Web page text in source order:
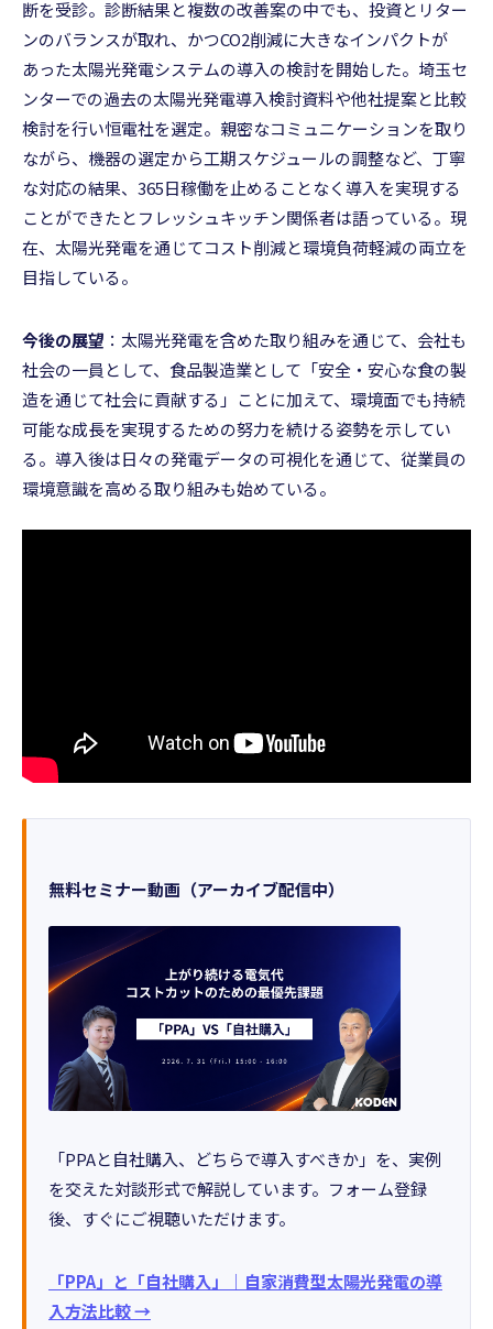
断を受診。診断結果と複数の改善案の中でも、投資とリター
ンのバランスが取れ、かつCO2削減に大きなインパクトが
あった太陽光発電システムの導入の検討を開始した。埼玉セ
ンターでの過去の太陽光発電導入検討資料や他社提案と比較
検討を行い恒電社を選定。親密なコミュニケーションを取り
ながら、機器の選定から工期スケジュールの調整など、丁寧
な対応の結果、365日稼働を止めることなく導入を実現する
ことができたとフレッシュキッチン関係者は語っている。現
在、太陽光発電を通じてコスト削減と環境負荷軽減の両立を
目指している。
今後の展望 ：太陽光発電を含めた取り組みを通じて、会社も
社会の一員として、食品製造業として「安全・安心な食の製
造を通じて社会に貢献する」ことに加えて、環境面でも持続
可能な成長を実現するための努力を続ける姿勢を示してい
る。導入後は日々の発電データの可視化を通じて、従業員の
環境意識を高める取り組みも始めている。
無料セミナー動画（アーカイブ配信中）
「PPAと自社購入、どちらで導入すべきか」を、実例
を交えた対談形式で解説しています。フォーム登録
後、すぐにご視聴いただけます。
「PPA」と「自社購入」｜自家消費型太陽光発電の導
入方法比較 →